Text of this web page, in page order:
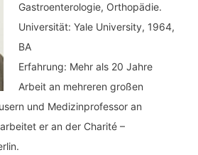
Gastroenterologie, Orthopädie.
Universität: Yale University, 1964,
BA
Erfahrung: Mehr als 20 Jahre
Arbeit an mehreren großen
und Medizinprofessor an
er an der Charité –